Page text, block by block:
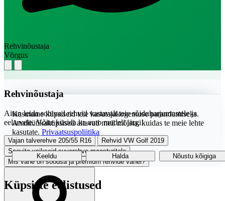
Rehvinõustaja
Võrgus
Rehvinõustaja
Aitan leida sobivad rehvid vastavalt teie sõiduharjumustele ja
eelarvele. Võite küsida ka auto mudeli järgi!
Vajan talverehve 205/55 R16
Rehvid VW Golf 2019
Soovita vaikseid suverehve maasturitele
Mis vahe on soodsa ja premium rehvide vahel?
Kasutame küpsiseid teie kasutajakogemuse parandamiseks.
Analüütikaküpsised aitavad meil mõista, kuidas te meie lehte
kasutate. Privaatsuspoliitika
Keeldu Halda Nõustu kõigiga
Küpsiste eelistused